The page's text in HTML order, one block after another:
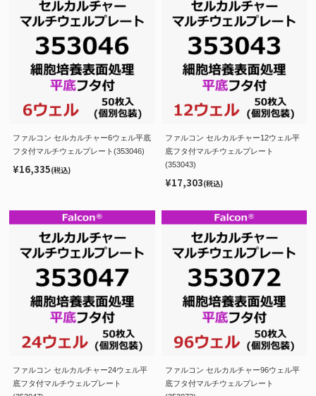
ファルコン セルカルチャー6ウェル平底
フタ付マルチウェルプレート(353046)
¥16,335(税込)
ファルコン セルカルチャー12ウェル平
底フタ付マルチウェルプレート
(353043)
¥17,303(税込)
ファルコン セルカルチャー24ウェル平
底フタ付マルチウェルプレート
ファルコン セルカルチャー96ウェル平
底フタ付マルチウェルプレート